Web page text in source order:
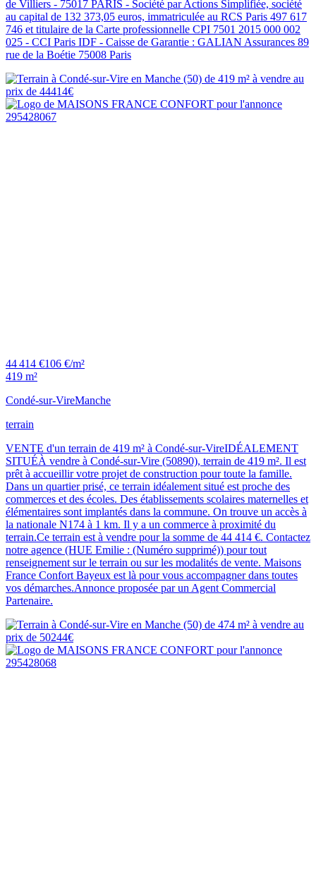
de Villiers - 75017 PARIS - Société par Actions Simplifiée, société
au capital de 132 373,05 euros, immatriculée au RCS Paris 497 617
746 et titulaire de la Carte professionnelle CPI 7501 2015 000 002
025 - CCI Paris IDF - Caisse de Garantie : GALIAN Assurances 89
rue de la Boétie 75008 Paris
44 414 €106 €/m²
419 m²
Condé-sur-VireManche
terrain
VENTE d'un terrain de 419 m² à Condé-sur-VireIDÉALEMENT
SITUÉÀ vendre à Condé-sur-Vire (50890), terrain de 419 m². Il est
prêt à accueillir votre projet de construction pour toute la famille.
Dans un quartier prisé, ce terrain idéalement situé est proche des
commerces et des écoles. Des établissements scolaires maternelles et
élémentaires sont implantés dans la commune. On trouve un accès à
la nationale N174 à 1 km. Il y a un commerce à proximité du
terrain.Ce terrain est à vendre pour la somme de 44 414 €. Contactez
notre agence (HUE Emilie : (Numéro supprimé)) pour tout
renseignement sur le terrain ou sur les modalités de vente. Maisons
France Confort Bayeux est là pour vous accompagner dans toutes
vos démarches.Annonce proposée par un Agent Commercial
Partenaire.